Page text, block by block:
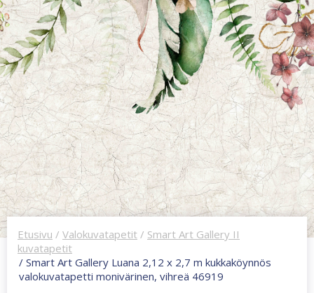
Etusivu / Valokuvatapetit / Smart Art Gallery II
kuvatapetit
/ Smart Art Gallery Luana 2,12 x 2,7 m kukkaköynnös
valokuvatapetti monivärinen, vihreä 46919